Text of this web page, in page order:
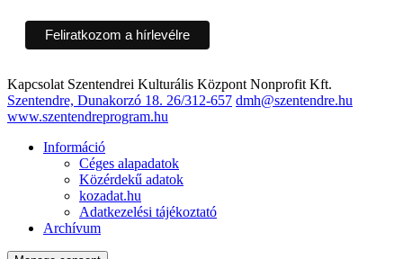
Kapcsolat Szentendrei Kulturális Központ Nonprofit Kft.
Szentendre, Dunakorzó 18. 26/312-657 dmh@szentendre.hu
www.szentendreprogram.hu
Információ
Céges alapadatok
Közérdekű adatok
kozadat.hu
Adatkezelési tájékoztató
Archívum